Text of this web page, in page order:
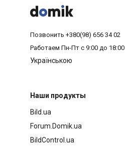



Позвонить +380(98) 656 34 02
Работаем Пн-Пт с 9:00 до 18:00
Українською
Наши продукты
Bild.ua
Forum.Domik.ua
BildControl.ua